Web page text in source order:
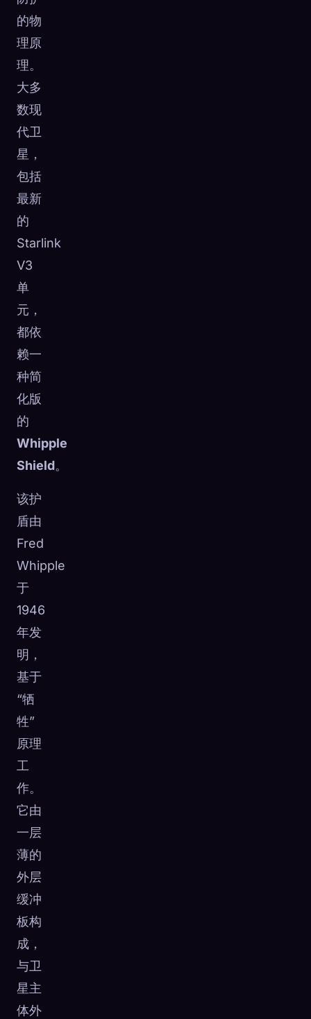
的物
理原
理。
大多
数现
代卫
星，
包括
最新
的
Starlink
V3
单
元，
都依
赖一
种简
化版
的
Whipple
Shield。
该护
盾由
Fred
Whipple
于
1946
年发
明，
基于
“牺
牲”
原理
工
作。
它由
一层
薄的
外层
缓冲
板构
成，
与卫
星主
体外